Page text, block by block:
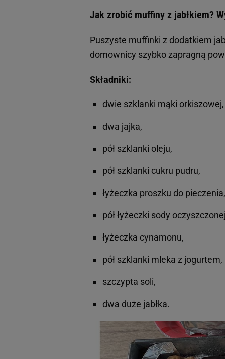
Jak zrobić muffiny z jabłkiem?
Puszyste muffinki z dodatkiem
domownicy szybko zapragną
Składniki:
dwie szklanki mąki
dwa jajka,
pół szklanki oleju,
pół szklanki cukru pudru,
łyżeczka proszku do pieczenia,
pół łyżeczki sody
łyżeczka cynamonu,
pół szklanki mleka z jogurtem,
szczypta soli,
dwa duże jabłka.